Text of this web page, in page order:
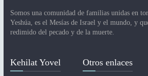
d
e
E
Somos una comunidad de familias unidas en
Yeshúa, es el Mesías de Israel y el mundo, y
redimido del pecado y de la muerte.
Kehilat Yovel Otros enlaces